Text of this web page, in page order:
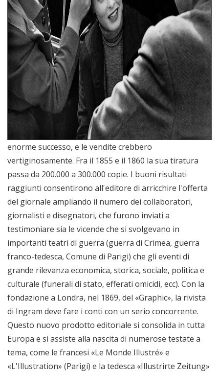
enorme successo, e le vendite crebbero
vertiginosamente. Fra il 1855 e il 1860 la sua tiratura
passa da 200.000 a 300.000 copie. I buoni risultati
raggiunti consentirono all'editore di arricchire l'offerta
del giornale ampliando il numero dei collaboratori,
giornalisti e disegnatori, che furono inviati a
testimoniare sia le vicende che si svolgevano in
importanti teatri di guerra (guerra di Crimea, guerra
franco-tedesca, Comune di Parigi) che gli eventi di
grande rilevanza economica, storica, sociale, politica e
culturale (funerali di stato, efferati omicidi, ecc). Con la
fondazione a Londra, nel 1869, del «Graphic», la rivista
di Ingram deve fare i conti con un serio concorrente.
Questo nuovo prodotto editoriale si consolida in tutta
Europa e si assiste alla nascita di numerose testate a
tema, come le francesi «Le Monde Illustré» e
«L'Illustration» (Parigi) e la tedesca «Illustrirte Zeitung»